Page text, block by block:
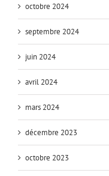
octobre 2024
septembre 2024
juin 2024
avril 2024
mars 2024
décembre 2023
octobre 2023